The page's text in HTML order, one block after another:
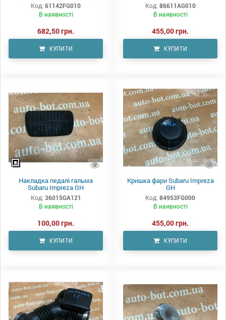
Код: 61142FG010
В наявності
682,50 грн.
КУПИТИ
Код: 86611AG010
В наявності
455,00 грн.
КУПИТИ
Накладка педалі гальма
Subaru Impreza GH
Код: 36015GA121
В наявності
100,00 грн.
КУПИТИ
Кришка фари Subaru Impreza
GH
Код: 84953FG000
В наявності
455,00 грн.
КУПИТИ